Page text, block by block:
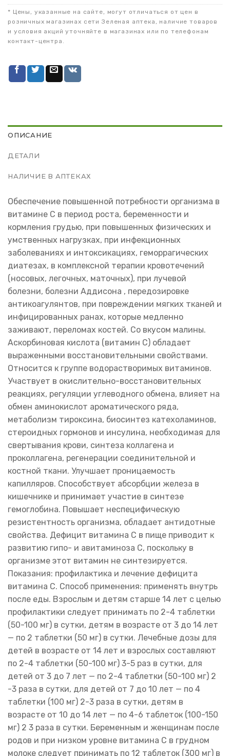
* Цены, указанные на сайте, могут отличаться от цен в
розничных магазинах сети Зеленая аптека, наличие товаров
и условия акций уточняйте в магазинах или по телефонам
контакт-центра.
ОПИСАНИЕ
ДЕТАЛИ
НАЛИЧИЕ В АПТЕКАХ
Обеспечение повышенной потребности организма в
витамине С в период роста, беременности и
кормления грудью, при повышенных физических и
умственных нагрузках, при инфекционных
заболеваниях и интоксикациях, геморрагических
диатезах, в комплексной терапии кровотечений
(носовых, легочных, маточных), при лучевой
болезни, болезни Аддисона , передозировке
антикоагулянтов, при повреждении мягких тканей и
инфицированных ранах, которые медленно
заживают, переломах костей. Со вкусом малины.
Аскорбиновая кислота (витамин C) обладает
выраженными восстановительными свойствами.
Относится к группе водорастворимых витаминов.
Участвует в окислительно-восстановительных
реакциях, регуляции углеводного обмена, влияет на
обмен аминокислот ароматического ряда,
метаболизм тироксина, биосинтез катехоламинов,
стероидных гормонов и инсулина, необходимая для
свертывания крови, синтеза коллагена и
проколлагена, регенерации соединительной и
костной ткани. Улучшает проницаемость
капилляров. Способствует абсорбции железа в
кишечнике и принимает участие в синтезе
гемоглобина. Повышает неспецифическую
резистентность организма, обладает антидотные
свойства. Дефицит витамина С в пище приводит к
развитию гипо- и авитаминоза С, поскольку в
организме этот витамин не синтезируется.
Показания: профилактика и лечение дефицита
витамина С. Способ применения: применять внутрь
после еды. Взрослым и детям старше 14 лет с целью
профилактики следует принимать по 2-4 таблетки
(50-100 мг) в сутки, детям в возрасте от 3 до 14 лет
— по 2 таблетки (50 мг) в сутки. Лечебные дозы для
детей в возрасте от 14 лет и взрослых составляют
по 2-4 таблетки (50-100 мг) 3-5 раз в сутки, для
детей от 3 до 7 лет — по 2-4 таблетки (50-100 мг) 2
-3 раза в сутки, для детей от 7 до 10 лет — по 4
таблетки (100 мг) 2-3 раза в сутки, детям в
возрасте от 10 до 14 лет — по 4-6 таблеток (100-150
мг) 2 3 раза в сутки. Беременным и женщинам после
родов и при низком уровне витамина С в грудном
молоке следует принимать по 12 таблеток (300 мг) в